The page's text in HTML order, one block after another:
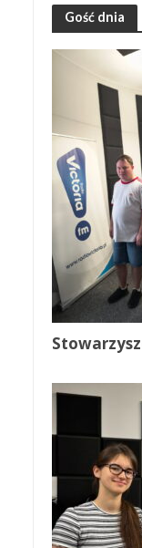
Gość dnia